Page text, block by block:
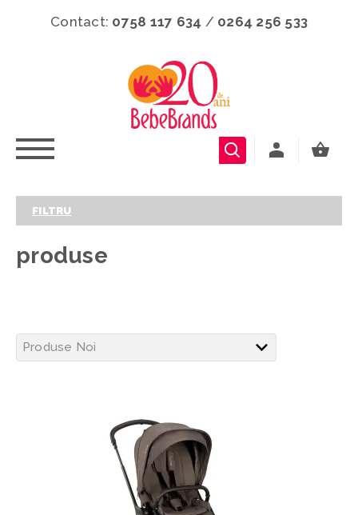
Contact: 0758 117 634 / 0264 256 533
FILTRU
produse